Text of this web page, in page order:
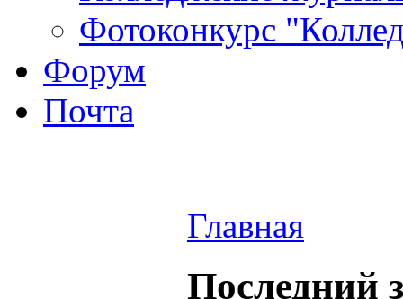
Фотоконкурс
Форум
Почта
Главная
Последний